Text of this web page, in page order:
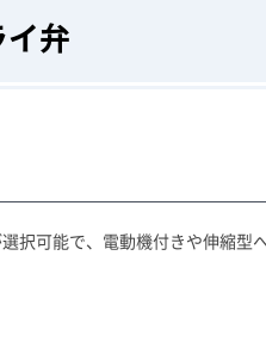
弁
択可能で、電動機付きや伸縮型